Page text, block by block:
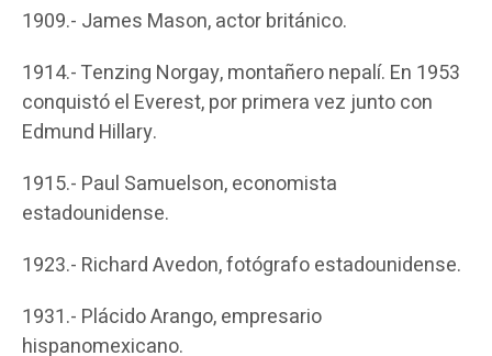
1909.- James Mason, actor británico.
1914.- Tenzing Norgay, montañero nepalí. En 1953
conquistó el Everest, por primera vez junto con
Edmund Hillary.
1915.- Paul Samuelson, economista
estadounidense.
1923.- Richard Avedon, fotógrafo estadounidense.
1931.- Plácido Arango, empresario
hispanomexicano.